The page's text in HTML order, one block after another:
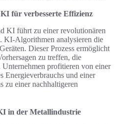
für verbesserte Effizienz
KI führt zu einer revolutionären
KI-Algorithmen analysieren die
Dieser Prozess ermöglicht
zu treffen, die
Unternehmen profitieren von einer
Energieverbrauchs und einer
zu einer nachhaltigeren
in der Metallindustrie